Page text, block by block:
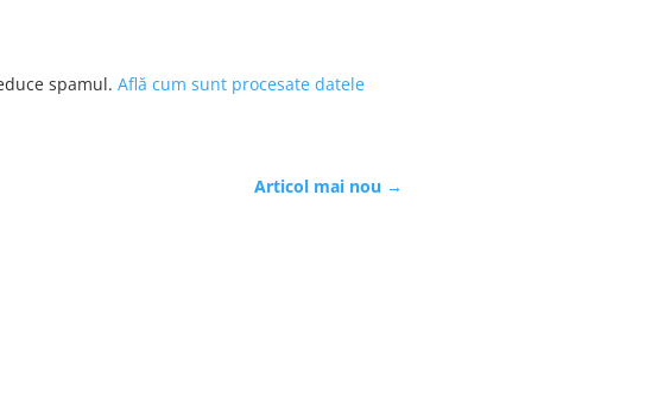
spamul. Află cum sunt procesate datele
Articol mai nou →